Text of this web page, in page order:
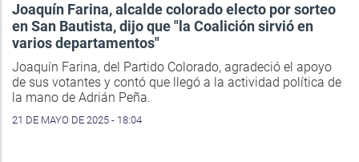
Joaquín Farina, alcalde colorado electo por sorteo
en San Bautista, dijo que "la Coalición sirvió en
varios departamentos"
Joaquín Farina, del Partido Colorado, agradeció el apoyo
de sus votantes y contó que llegó a la actividad política de
la mano de Adrián Peña.
21 DE MAYO DE 2025 - 18:04